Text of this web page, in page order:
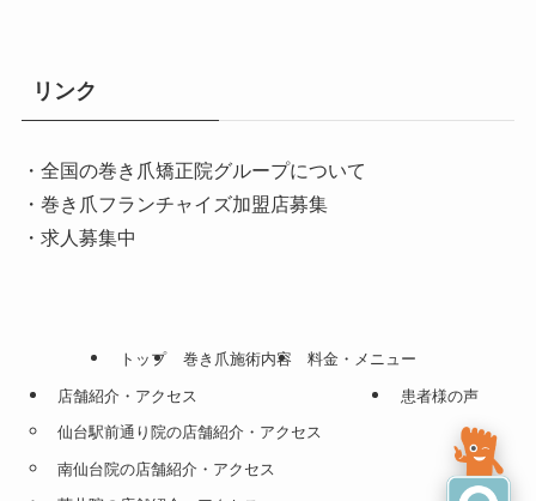
リンク
・全国の巻き爪矯正院グループについて
・巻き爪フランチャイズ加盟店募集
・求人募集中
トップ 巻き爪施術内容 料金・メニュー
店舗紹介・アクセス
仙台駅前通り院の店舗紹介・アクセス
南仙台院の店舗紹介・アクセス
患者様の声